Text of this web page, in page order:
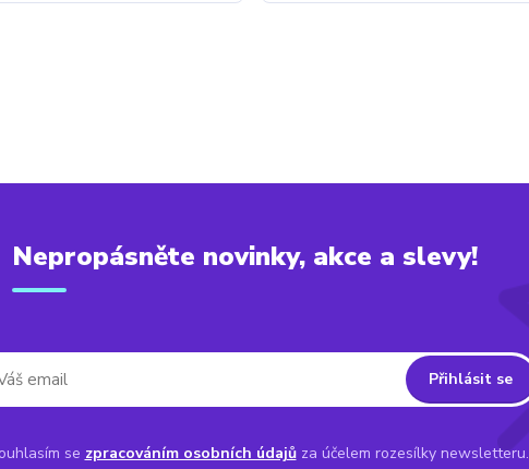
Nepropásněte novinky, akce a slevy!
Přihlásit se
se zpracováním osobních údajůza účelem rozesílky newsletteru.